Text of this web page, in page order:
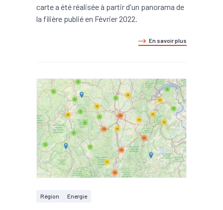
carte a été réalisée à partir d'un panorama de
la filière publié en Février 2022.
En savoir plus
Région Energie